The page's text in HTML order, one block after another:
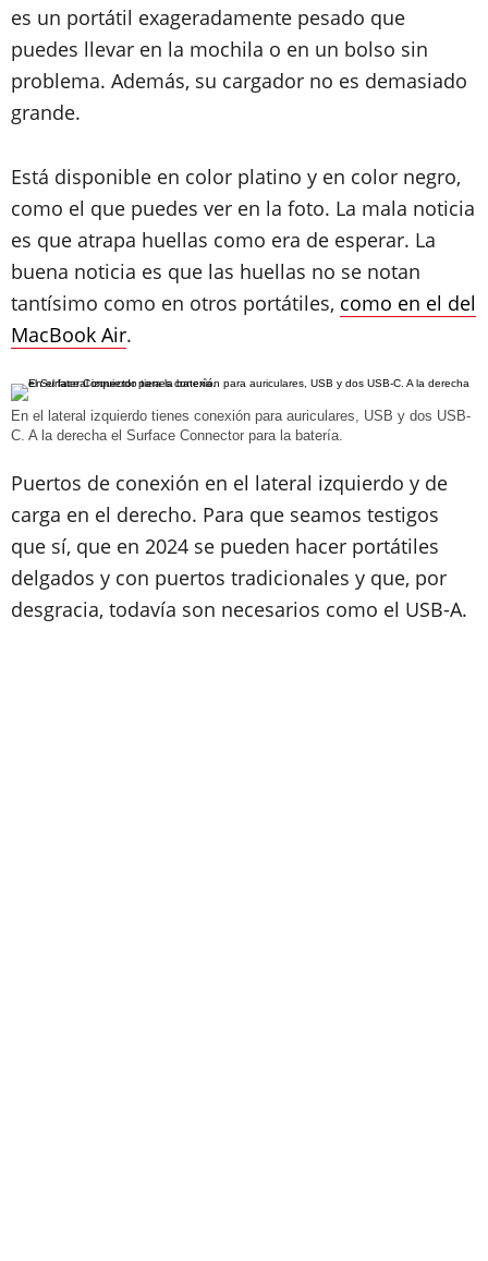
es un portátil exageradamente pesado que
puedes llevar en la mochila o en un bolso sin
problema. Además, su cargador no es demasiado
grande.
Está disponible en color platino y en color negro,
como el que puedes ver en la foto. La mala noticia
es que atrapa huellas como era de esperar. La
buena noticia es que las huellas no se notan
tantísimo como en otros portátiles, como en el del
MacBook Air.
En el lateral izquierdo tienes conexión para auriculares, USB y dos USB-
C. A la derecha el Surface Connector para la batería.
Puertos de conexión en el lateral izquierdo y de
carga en el derecho. Para que seamos testigos
que sí, que en 2024 se pueden hacer portátiles
delgados y con puertos tradicionales y que, por
desgracia, todavía son necesarios como el USB-A.